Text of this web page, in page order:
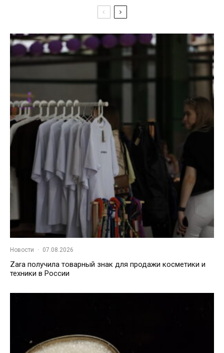
Новости · 07.08.2026
Zara получила товарный знак для продажи косметики и
техники в России